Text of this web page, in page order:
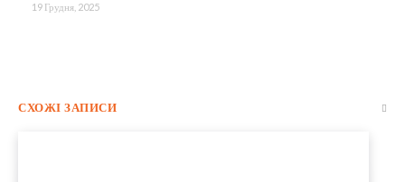
19 Грудня, 2025
СХОЖІ ЗАПИСИ